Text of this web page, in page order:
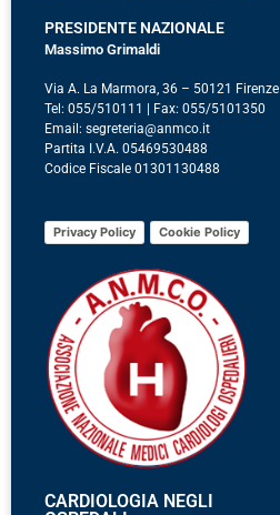
PRESIDENTE NAZIONALE
Massimo Grimaldi
Via A. La Marmora, 36 – 50121 Firenze
Tel: 055/510111 | Fax: 055/5101350
Email: segreteria@anmco.it
Partita I.V.A. 05469530488
Codice Fiscale 01301130488
Privacy Policy Cookie Policy
CARDIOLOGIA NEGLI